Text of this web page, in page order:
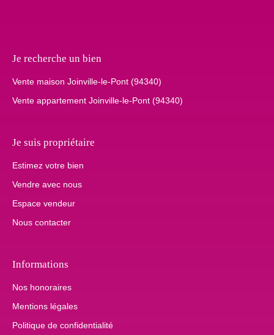
Je recherche un bien
Vente maison Joinville-le-Pont (94340)
Vente appartement Joinville-le-Pont (94340)
Je suis propriétaire
Estimez votre bien
Vendre avec nous
Espace vendeur
Nous contacter
Informations
Nos honoraires
Mentions légales
Politique de confidentialité